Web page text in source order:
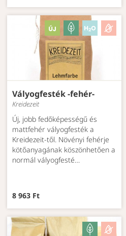
Vályogfesték -fehér-
Kreidezeit
Új, jobb fedőképességű és
mattfehér vályogfesték a
Kreidezeit-től. Növényi fehérje
kötőanyagának köszönhetően a
normál vályogfesté…
8 963 Ft